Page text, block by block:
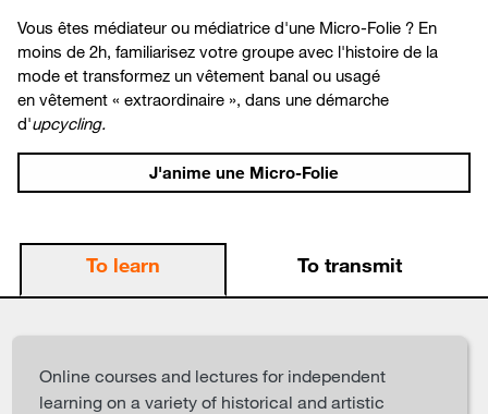
Vous êtes médiateur ou médiatrice d'une Micro-Folie ? En
moins de 2h, familiarisez votre groupe avec l'histoire de la
mode et transformez un vêtement banal ou usagé
en vêtement « extraordinaire », dans une démarche
d'upcycling.
J'anime une Micro-Folie
To learn To transmit
Online courses and lectures for independent
learning on a variety of historical and artistic